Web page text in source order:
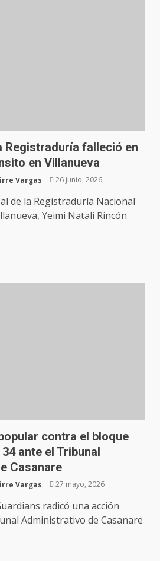
Registraduría falleció en
en Villanueva
Vargas 26 junio, 2026
de la Registraduría Nacional
Yeimi Natali Rincón
contra el bloque
ante el Tribunal
Casanare
Vargas 27 mayo, 2026
radicó una acción
Administrativo de Casanare